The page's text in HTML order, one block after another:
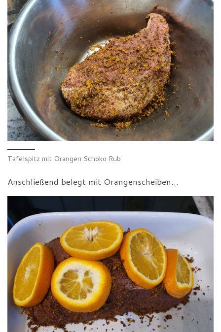
Tafelspitz mit Orangen Schoko Rub
Anschließend belegt mit Orangenscheiben…